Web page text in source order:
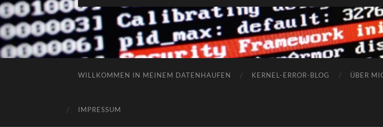
WILLKOMMEN IN MEINEM DATENHAUFEN KERNEL-ERROR-BLOG ÜBER
IMPRESSUM